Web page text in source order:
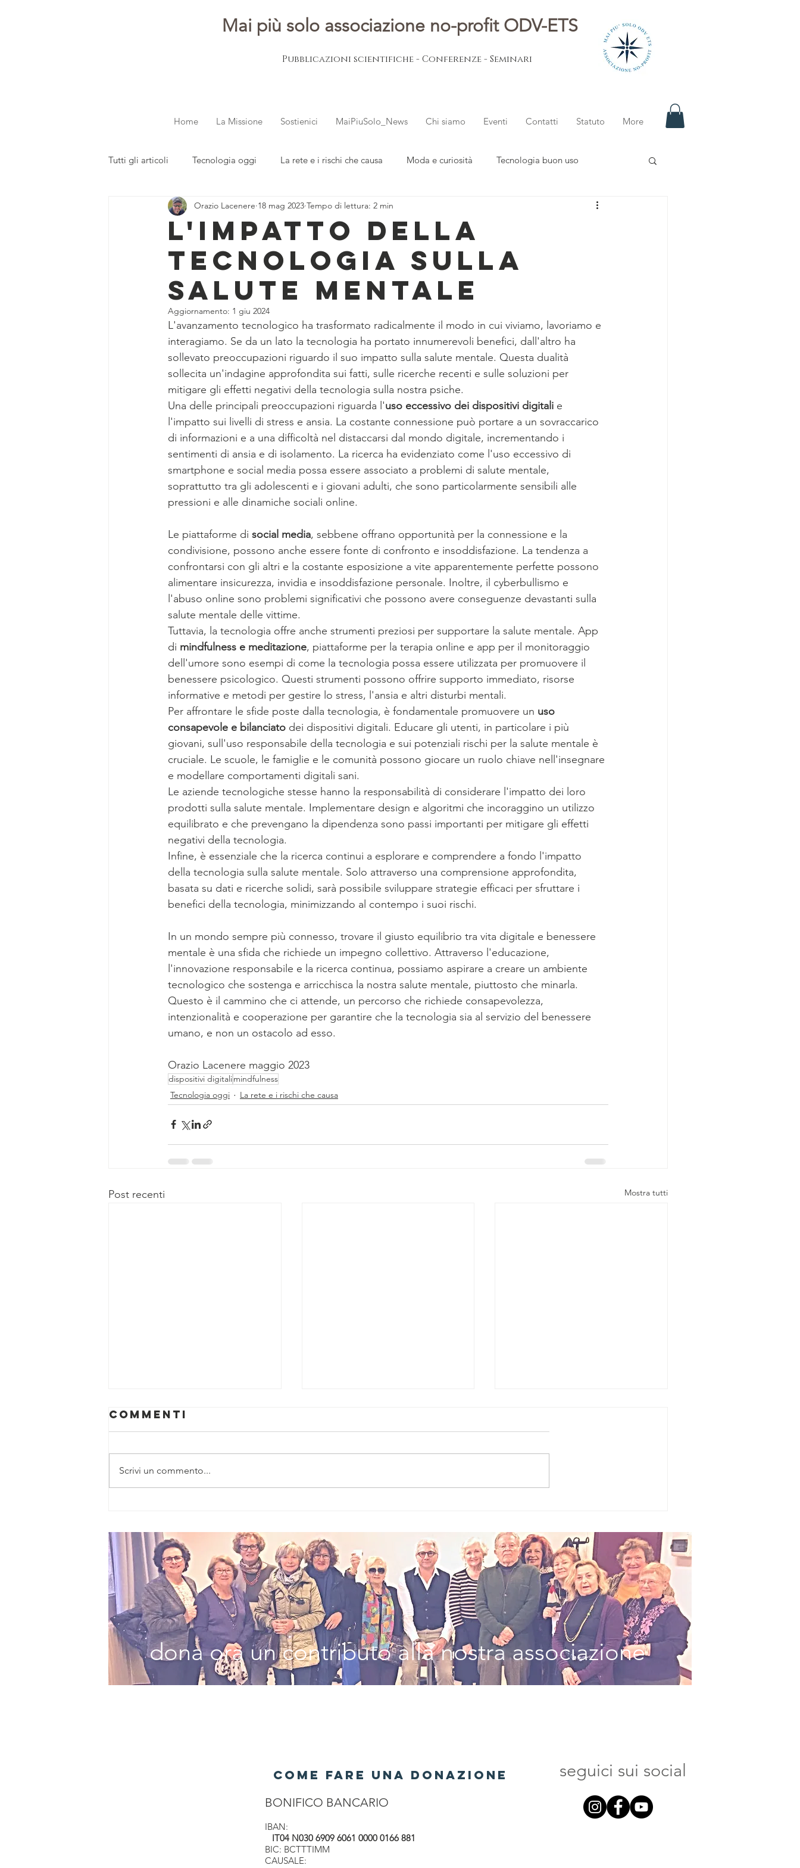
Mai più solo associazione no-profit ODV-ETS
Pubblicazioni scientifiche - Conferenze - Seminari
Home La Missione Sostienici MaiPiuSolo_News Chi siamo Eventi Contatti Statuto More
Tutti gli articoli Tecnologia oggi La rete e i rischi che causa Moda e curiosità Tecnologia buon uso
dalla redazione Parola ai giovani L'esperto risponde
L'impatto della
tecnologia sulla
salute mentale
Orazio Lacenere 18 mag 2023 Tempo di lettura: 2 min
Aggiornamento: 1 giu 2024
L'avanzamento tecnologico ha trasformato radicalmente il modo in cui viviamo, lavoriamo e
interagiamo. Se da un lato la tecnologia ha portato innumerevoli benefici, dall'altro ha
sollevato preoccupazioni riguardo il suo impatto sulla salute mentale. Questa dualità
sollecita un'indagine approfondita sui fatti, sulle ricerche recenti e sulle soluzioni per
mitigare gli effetti negativi della tecnologia sulla nostra psiche.
Una delle principali preoccupazioni riguarda l'uso eccessivo dei dispositivi digitali e
l'impatto sui livelli di stress e ansia. La costante connessione può portare a un sovraccarico
di informazioni e a una difficoltà nel distaccarsi dal mondo digitale, incrementando i
sentimenti di ansia e di isolamento. La ricerca ha evidenziato come l'uso eccessivo di
smartphone e social media possa essere associato a problemi di salute mentale,
soprattutto tra gli adolescenti e i giovani adulti, che sono particolarmente sensibili alle
pressioni e alle dinamiche sociali online.
Le piattaforme di social media, sebbene offrano opportunità per la connessione e la
condivisione, possono anche essere fonte di confronto e insoddisfazione. La tendenza a
confrontarsi con gli altri e la costante esposizione a vite apparentemente perfette possono
alimentare insicurezza, invidia e insoddisfazione personale. Inoltre, il cyberbullismo e
l'abuso online sono problemi significativi che possono avere conseguenze devastanti sulla
salute mentale delle vittime.
Tuttavia, la tecnologia offre anche strumenti preziosi per supportare la salute mentale. App
di mindfulness e meditazione, piattaforme per la terapia online e app per il monitoraggio
dell'umore sono esempi di come la tecnologia possa essere utilizzata per promuovere il
benessere psicologico. Questi strumenti possono offrire supporto immediato, risorse
informative e metodi per gestire lo stress, l'ansia e altri disturbi mentali.
Per affrontare le sfide poste dalla tecnologia, è fondamentale promuovere un uso
consapevole e bilanciato dei dispositivi digitali. Educare gli utenti, in particolare i più
giovani, sull'uso responsabile della tecnologia e sui potenziali rischi per la salute mentale è
cruciale. Le scuole, le famiglie e le comunità possono giocare un ruolo chiave nell'insegnare
e modellare comportamenti digitali sani.
Le aziende tecnologiche stesse hanno la responsabilità di considerare l'impatto dei loro
prodotti sulla salute mentale. Implementare design e algoritmi che incoraggino un utilizzo
equilibrato e che prevengano la dipendenza sono passi importanti per mitigare gli effetti
negativi della tecnologia.
Infine, è essenziale che la ricerca continui a esplorare e comprendere a fondo l'impatto
della tecnologia sulla salute mentale. Solo attraverso una comprensione approfondita,
basata su dati e ricerche solidi, sarà possibile sviluppare strategie efficaci per sfruttare i
benefici della tecnologia, minimizzando al contempo i suoi rischi.
In un mondo sempre più connesso, trovare il giusto equilibrio tra vita digitale e benessere
mentale è una sfida che richiede un impegno collettivo. Attraverso l'educazione,
l'innovazione responsabile e la ricerca continua, possiamo aspirare a creare un ambiente
tecnologico che sostenga e arricchisca la nostra salute mentale, piuttosto che minarla.
Questo è il cammino che ci attende, un percorso che richiede consapevolezza,
intenzionalità e cooperazione per garantire che la tecnologia sia al servizio del benessere
umano, e non un ostacolo ad esso.
Orazio Lacenere maggio 2023
dispositivi digitalimindfulness
Tecnologia oggi
La rete e i rischi che causa
Post recenti Mostra tutti
milioni per
l’accessibilità
digitale e
professionale
La nuova era
tra regole e
inclusione
l’Italia resta
ferma mentre
l’Europa
accelera
Commenti
Scrivi un commento...
dona ora un contributo alla nostra associazione
COME FARE UNA DONAZIONE
BONIFICO BANCARIO
IBAN:
IT04 N030 6909 6061 0000 0166 881
BIC: BCTTTIMM
CAUSALE:
seguici sui social